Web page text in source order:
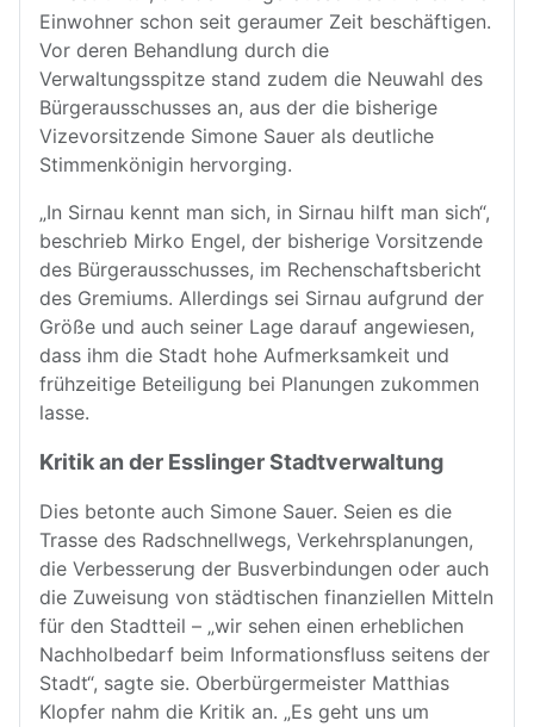
Einwohner schon seit geraumer Zeit beschäftigen.
Vor deren Behandlung durch die
Verwaltungsspitze stand zudem die Neuwahl des
Bürgerausschusses an, aus der die bisherige
Vizevorsitzende Simone Sauer als deutliche
Stimmenkönigin hervorging.
„In Sirnau kennt man sich, in Sirnau hilft man sich“,
beschrieb Mirko Engel, der bisherige Vorsitzende
des Bürgerausschusses, im Rechenschaftsbericht
des Gremiums. Allerdings sei Sirnau aufgrund der
Größe und auch seiner Lage darauf angewiesen,
dass ihm die Stadt hohe Aufmerksamkeit und
frühzeitige Beteiligung bei Planungen zukommen
lasse.
Kritik an der Esslinger Stadtverwaltung
Dies betonte auch Simone Sauer. Seien es die
Trasse des Radschnellwegs, Verkehrsplanungen,
die Verbesserung der Busverbindungen oder auch
die Zuweisung von städtischen finanziellen Mitteln
für den Stadtteil – „wir sehen einen erheblichen
Nachholbedarf beim Informationsfluss seitens der
Stadt“, sagte sie. Oberbürgermeister Matthias
Klopfer nahm die Kritik an. „Es geht uns um